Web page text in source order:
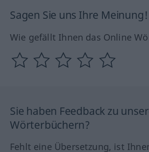
Sagen Sie uns Ihre Meinung!
Wie gefällt Ihnen das Online
Sie haben Feedback zu
Wörterbüchern?
Fehlt eine Übersetzung, ist